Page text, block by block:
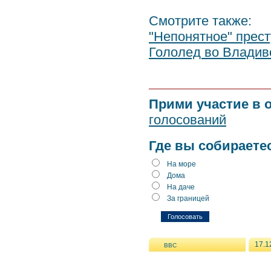
Смотрите также:
"Непонятное"
Гололед во
Прими участие в
голосований
Где вы
На море
Дома
На даче
За границей
ВВС